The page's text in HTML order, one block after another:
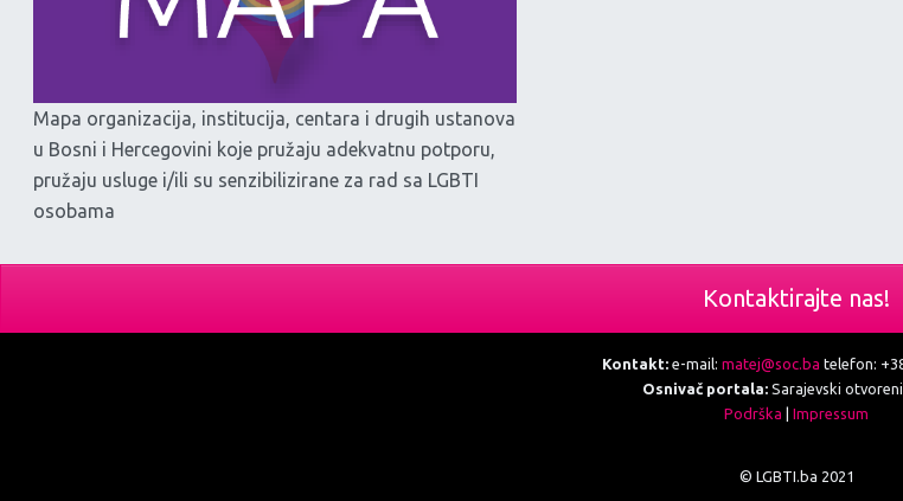
Mapa organizacija, institucija, centara i drugih ustanova
u Bosni i Hercegovini koje pružaju adekvatnu potporu,
pružaju usluge i/ili su senzibilizirane za rad sa LGBTI
osobama
Kontaktirajte nas!
Kontakt:e-mail: matej@soc.ba telefon:
Osnivač portala: Sarajevski
Podrška
Impressum
© LGBTI.ba 2021